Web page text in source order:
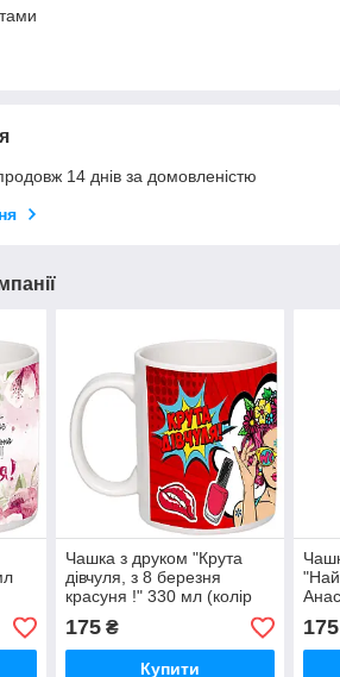
14 днів за домовленістю
Чашка з друком "Крута
дівчуля, з 8 березня
красуня !" 330 мл (колір
білий) (23045)
175₴
Купити
330
175